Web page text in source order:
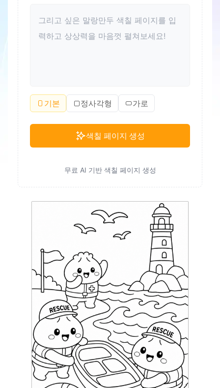
기본 정사각형 가로
색칠 페이지 생성
무료 AI 기반 색칠 페이지 생성